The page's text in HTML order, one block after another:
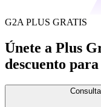
G2A PLUS GRATIS
Únete a Plus
descuento